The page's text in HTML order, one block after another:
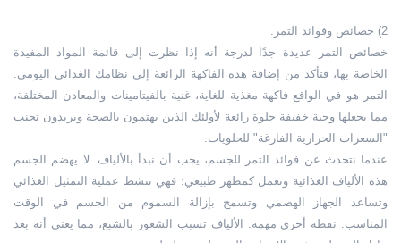
2) خصائص وفوائد التمر:
خصائص التمر عديدة جدًا لدرجة أنه إذا نظرت إلى قائمة المواد المفيدة
الخاصة بها، فتأكد من إضافة هذه الفاكهة الرائعة إلى نظامك الغذائي اليومي.
التمر هو في الواقع فاكهة مغذية للغاية، غنية بالفيتامينات والمعادن المختلفة،
مما يجعلها وجبة خفيفة حلوة رائعة لأولئك الذين يهتمون بالصحة ويريدون تجنب
"السعرات الحرارية الفارغة" للحلويات.
عندما نتحدث عن فوائد التمر للجسم، يجب أن نبدأ بالألياف. لا يهضم الجسم
هذه الألياف الغذائية وتعمل كمطهر طبيعي: فهي تنشط عملية التمثيل الغذائي
وتساعد الجهاز الهضمي وتسمح بإزالة السموم من الجسم في الوقت
المناسب. نقطة أخرى مهمة: الألياف تسبب الشعور بالشبع، مما يعني أنه بعد